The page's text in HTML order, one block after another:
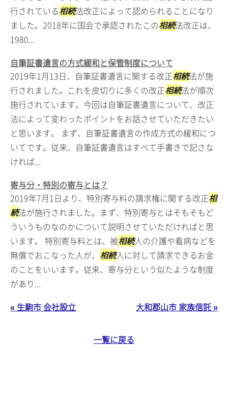
行されている相続法改正によって認められることになり
ました。2018年に国会で承認されたこの相続法改正は、
1980...
自筆証書遺言の方式緩和と保管制度について
2019年1月13日、自筆証書遺言に関する改正相続法が施
行されました。これを皮切りに多くの改正相続法が順次
施行されています。今回は自筆証書遺言について、改正
法によって変わったポイントをお話させていただきたい
と思います。 まず、自筆証書遺言の作成方式の緩和につ
いてです。従来、自筆証書遺言はすべて手書きで記さな
ければ...
寄与分・特別の寄与とは？
2019年7月1日より、特別寄与料の請求権に関する改正相
続法が施行されました。まず、特別寄与とはそもそもど
ういうものなのかについて説明させていただければと思
います。 特別寄与料とは、被相続人の介護や看病などを
無償でおこなった人が、 相続人に対して請求できるお金
のことをいいます。従来、寄与分という似たような制度
があり...
« 生駒市 会社設立
大和郡山市 家族信託 »
一覧に戻る